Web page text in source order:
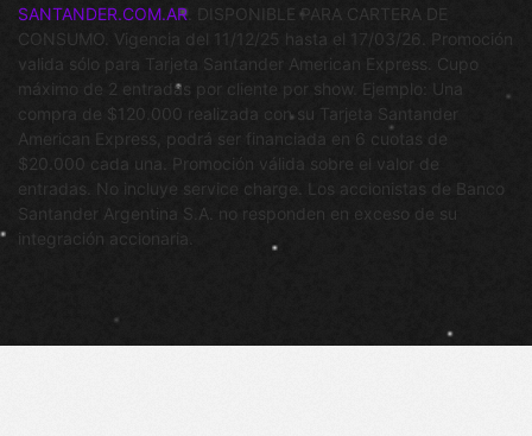
SANTANDER.COM.AR . DISPONIBLE PARA CARTERA DE
CONSUMO. Vigencia del 11/12/25 hasta el 17/03/26. Promoción
valida sólo para Tarjeta Santander American Express. Cupo
máximo de 2 entradas por cliente por show. Ejemplo: Una
compra de $120.000 realizada con su Tarjeta Santander
American Express, podrá ser financiada en 6 cuotas de
$20.000 cada una. Promoción válida sobre el valor de
entradas. No incluye service charge. Los accionistas de Banco
Santander Argentina S.A. no responden en exceso de su
integración accionaria.